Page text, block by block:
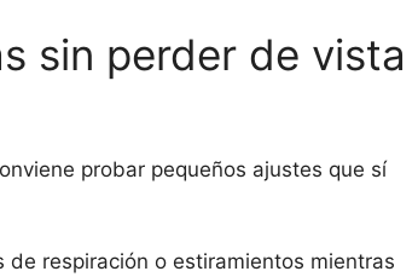
sin perder de vista
probar pequeños ajustes que sí
de respiración o estiramientos mientras